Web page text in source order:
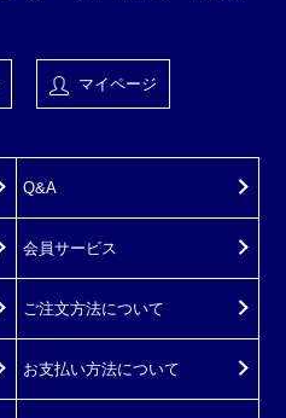
マイページ
Q&A
会員サービス
ご注文方法について
お支払い方法について